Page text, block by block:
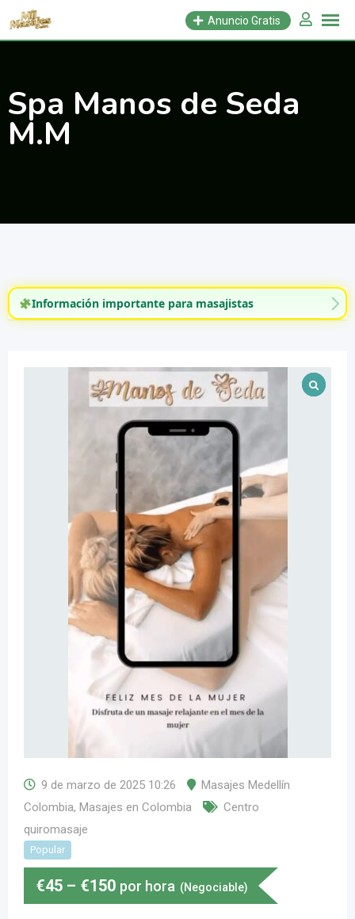
Saltar
Anuncio Gratis
Spa Manos de Seda
M.M
Información importante para masajistas
9 de marzo de 2025 10:26
Masajes Medellín
Colombia, Masajes en Colombia
Centro
quiromasaje
Popular
€45 – €150 por hora (Negociable)